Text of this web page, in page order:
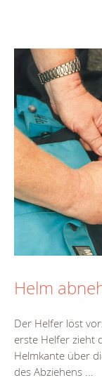
Helm
Der Helfer löst
erste Helfer zieht
Helmkante über
des Abziehens ...